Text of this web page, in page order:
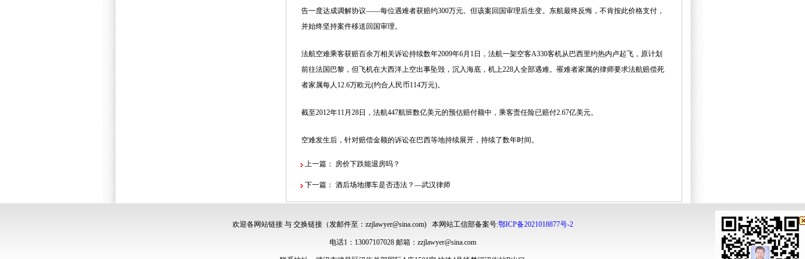
告一度达成调解协议——每位遇难者获赔约300万元。但该案回国审理后生变。东航最终反悔，不肯按此价格支付，
并始终坚持案件移送回国审理。
法航空难乘客获赔百余万相关诉讼持续数年2009年6月1日，法航一架空客A330客机从巴西里约热内卢起飞，原计划
前往法国巴黎，但飞机在大西洋上空出事坠毁，沉入海底，机上228人全部遇难。罹难者家属的律师要求法航赔偿死
者家属每人12.6万欧元(约合人民币114万元)。
截至2012年11月28日，法航447航班数亿美元的预估赔付额中，乘客责任险已赔付2.67亿美元。
空难发生后，针对赔偿金额的诉讼在巴西等地持续展开，持续了数年时间。
上一篇： 房价下跌能退房吗？
下一篇： 酒后场地挪车是否违法？—武汉律师
欢迎各网站链接 与 交换链接（发邮件至：zzjlawyer@sina.com) 本网站工信部备案号:鄂ICP备2021018877号-2
电话1：13007107028 邮箱：zzjlawyer@sina.com